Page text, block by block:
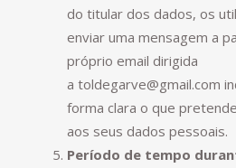
do titular dos dados, os
enviar uma mensagem a
próprio email dirigida
a toldegarve@gmail.com
forma clara o que
aos seus dados pessoais.
Período de tempo